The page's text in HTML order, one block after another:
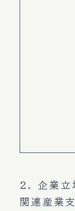
2. 企業立
関連産業支